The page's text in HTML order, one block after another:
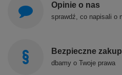
Opinie o nas
sprawdź, co napisali o
Bezpieczne
dbamy o Twoje prawa